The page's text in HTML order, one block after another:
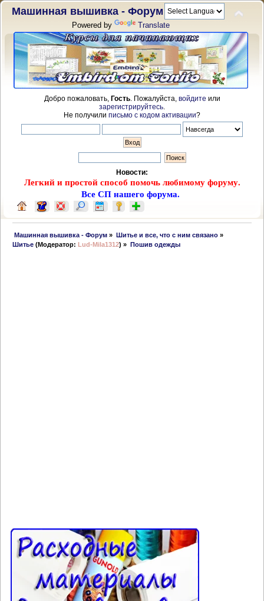
Машинная вышивка - Форум
Powered by Translate
Добро пожаловать, Гость. Пожалуйста, войдите или
зарегистрируйтесь
Не получили письмо с кодом активации?
Новости:
Легкий и простой способ помочь любимому форуму.
Все СП нашего форума.
Машинная вышивка - Форум » Шитье и все, что с ним связано»
Шитье (Модератор:Lud-Mila1312) » Пошив одежды